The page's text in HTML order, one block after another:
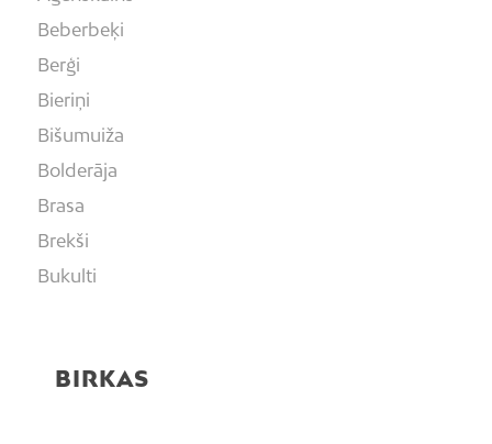
Beberbeķi
Berģi
Bieriņi
Bišumuiža
Bolderāja
Brasa
Brekši
Bukulti
Čiekurkalns
BIRKAS